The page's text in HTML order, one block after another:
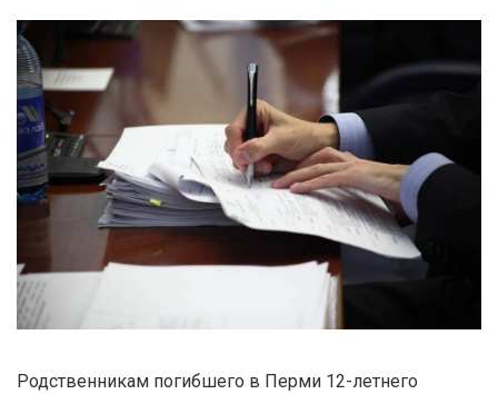
Родственникам погибшего в Перми 12-летнего